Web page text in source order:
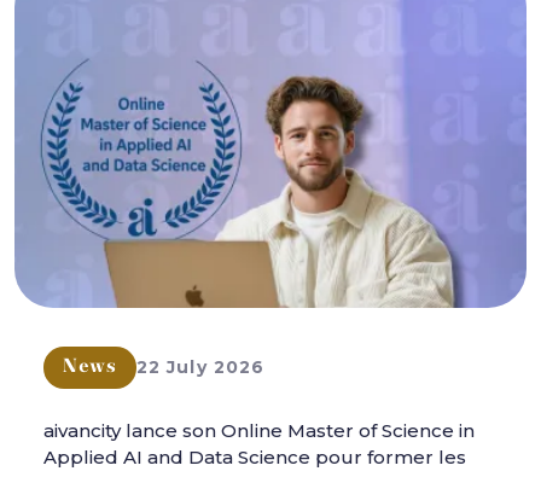
News 22 July 2026
aivancity lance son Online Master of Science in
Applied AI and Data Science pour former les